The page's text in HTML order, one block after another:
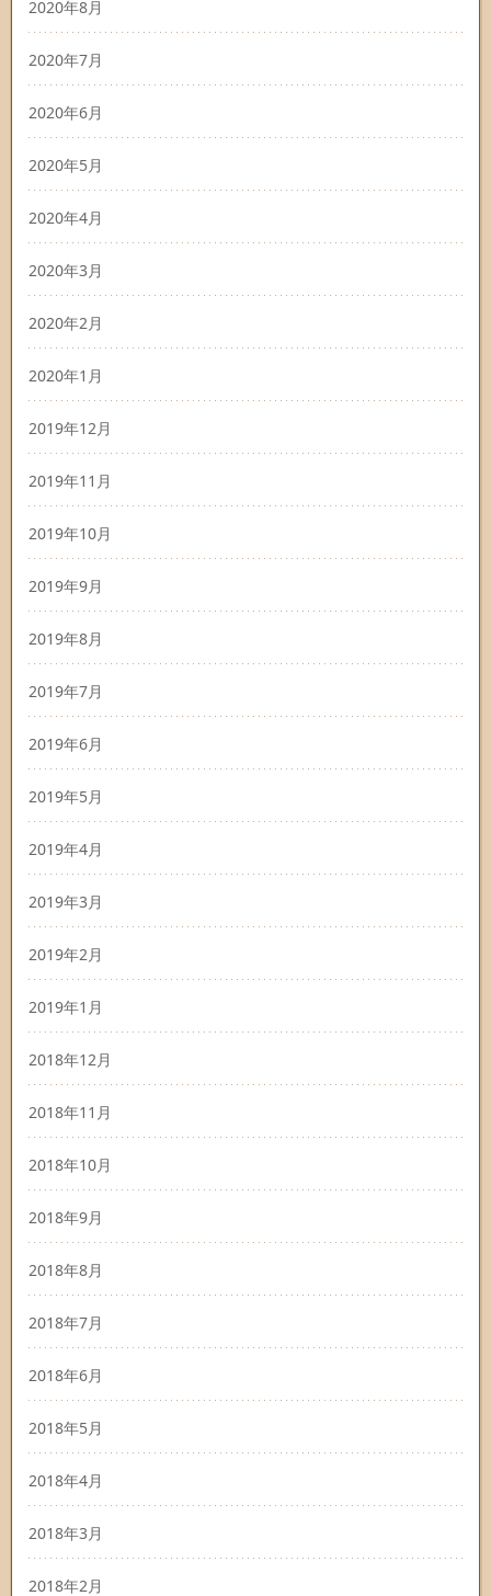
2020年8月
2020年7月
2020年6月
2020年5月
2020年4月
2020年3月
2020年2月
2020年1月
2019年12月
2019年11月
2019年10月
2019年9月
2019年8月
2019年7月
2019年6月
2019年5月
2019年4月
2019年3月
2019年2月
2019年1月
2018年12月
2018年11月
2018年10月
2018年9月
2018年8月
2018年7月
2018年6月
2018年5月
2018年4月
2018年3月
2018年2月